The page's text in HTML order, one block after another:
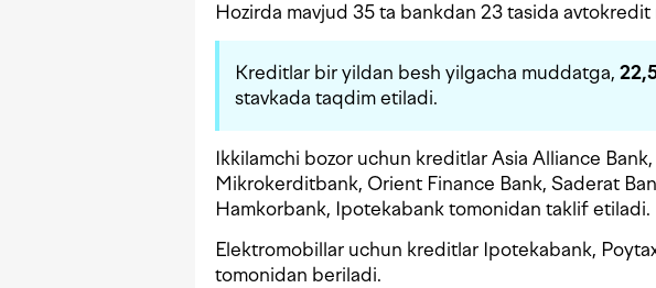
Hozirda mavjud 35 ta bankdan 23 tasida avtokredit
Kreditlar bir yildan besh yilgacha muddatga,
stavkada taqdim etiladi.
Ikkilamchi bozor uchun kreditlar Asia Alliance
Mikrokerditbank, Orient Finance Bank, Saderat
Hamkorbank, Ipotekabank tomonidan taklif etiladi.
Elektromobillar uchun kreditlar Ipotekabank,
tomonidan beriladi.